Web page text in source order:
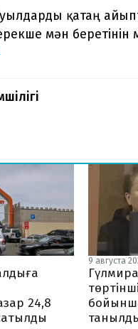
қатаң
мән беретінін
24,8
9 августа